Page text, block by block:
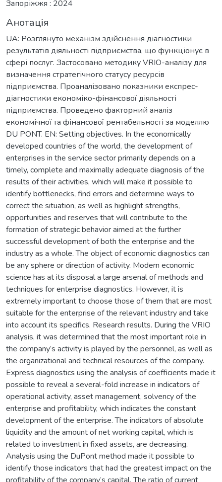
Запоріжжя : 2024
Анотація
UA: Розглянуто механізм здійснення діагностики
результатів діяльності підприємства, що функціонує в
сфері послуг. Застосовано методику VRIO-аналізу для
визначення стратегічного статусу ресурсів
підприємства. Проаналізовано показники експрес-
діагностики економіко-фінансової діяльності
підприємства. Проведено факторний аналіз
економічної та фінансової рентабельності за моделлю
DU PONT. EN: Setting objectives. In the economically
developed countries of the world, the development of
enterprises in the service sector primarily depends on a
timely, complete and maximally adequate diagnosis of the
results of their activities, which will make it possible to
identify bottlenecks, find errors and determine ways to
correct the situation, as well as highlight strengths,
opportunities and reserves that will contribute to the
formation of strategic behavior aimed at the further
successful development of both the enterprise and the
industry as a whole. The object of economic diagnostics can
be any sphere or direction of activity. Modern economic
science has at its disposal a large arsenal of methods and
techniques for enterprise diagnostics. However, it is
extremely important to choose those of them that are most
suitable for the enterprise of the relevant industry and take
into account its specifics. Research results. During the VRIO
analysis, it was determined that the most important role in
the company’s activity is played by the personnel, as well as
the organizational and technical resources of the company.
Express diagnostics using the analysis of coefficients made it
possible to reveal a several-fold increase in indicators of
operational activity, asset management, solvency of the
enterprise and profitability, which indicates the constant
development of the enterprise. The indicators of absolute
liquidity and the amount of net working capital, which is
related to investment in fixed assets, are decreasing.
Analysis using the DuPont method made it possible to
identify those indicators that had the greatest impact on the